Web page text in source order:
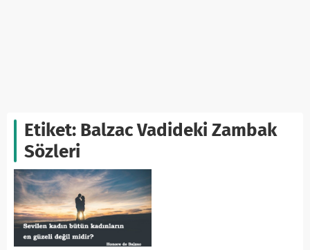
Etiket: Balzac Vadideki Zambak
Sözleri